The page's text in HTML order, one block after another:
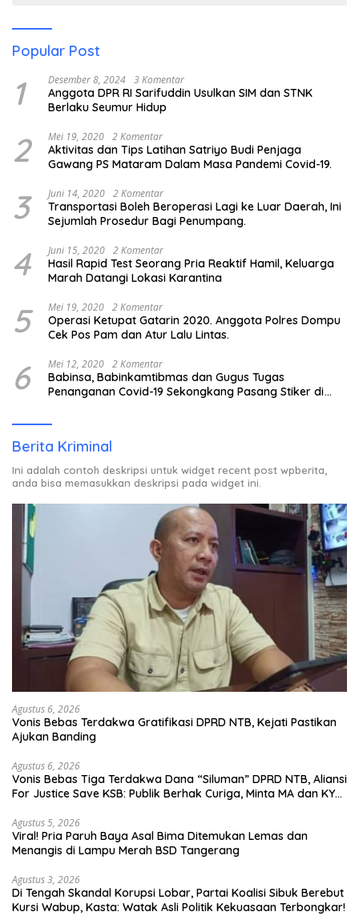
Popular Post
1 Desember 8, 2024 3 Komentar
Anggota DPR RI Sarifuddin Usulkan SIM dan STNK
Berlaku Seumur Hidup
2 Mei 19, 2020 2 Komentar
Aktivitas dan Tips Latihan Satriyo Budi Penjaga
Gawang PS Mataram Dalam Masa Pandemi Covid-19.
3 Juni 14, 2020 2 Komentar
Transportasi Boleh Beroperasi Lagi ke Luar Daerah, Ini
Sejumlah Prosedur Bagi Penumpang.
4 Juni 15, 2020 2 Komentar
Hasil Rapid Test Seorang Pria Reaktif Hamil, Keluarga
Marah Datangi Lokasi Karantina
5 Mei 19, 2020 2 Komentar
Operasi Ketupat Gatarin 2020. Anggota Polres Dompu
Cek Pos Pam dan Atur Lalu Lintas.
6 Mei 12, 2020 2 Komentar
Babinsa, Babinkamtibmas dan Gugus Tugas
Penanganan Covid-19 Sekongkang Pasang Stiker di
Berita Kriminal
Ini adalah contoh deskripsi untuk widget recent post wpberita,
anda bisa memasukkan deskripsi pada widget ini.
Agustus 6, 2026
Vonis Bebas Terdakwa Gratifikasi DPRD NTB, Kejati Pastikan
Ajukan Banding
Agustus 6, 2026
Vonis Bebas Tiga Terdakwa Dana “Siluman” DPRD NTB, Aliansi
For Justice Save KSB: Publik Berhak Curiga, Minta MA dan KY
Agustus 5, 2026
Viral! Pria Paruh Baya Asal Bima Ditemukan Lemas dan
Menangis di Lampu Merah BSD Tangerang
Agustus 3, 2026
Di Tengah Skandal Korupsi Lobar, Partai Koalisi Sibuk Berebut
Kursi Wabup, Kasta: Watak Asli Politik Kekuasaan Terbongkar!